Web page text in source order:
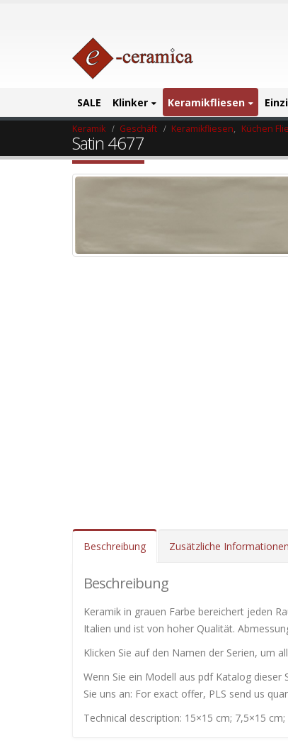
SALE Klinker Keramikfliesen
Keramik Geschäft Keramikfliesen, Küchen
Satin 4677
Beschreibung Zusätzliche Informationen
Beschreibung
Keramik in grauen Farbe bereichert jeden
Italien und ist von hoher Qualität.
Klicken Sie auf den Namen der Serien, um
Wenn Sie ein Modell aus pdf Katalog dieser
Sie uns an: For exact offer, PLS send us
Technical description: 15×15 cm; 7,5×15